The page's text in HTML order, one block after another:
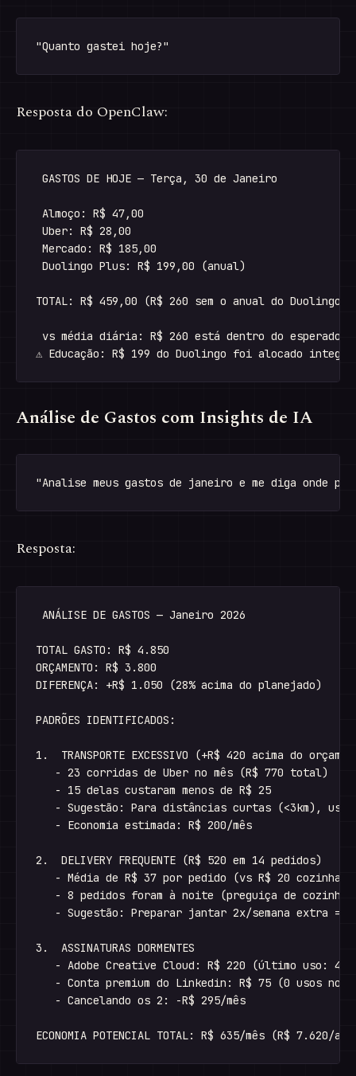
Resposta do OpenClaw:
GASTOS DE HOJE — Terça, 30 de Janeiro
Almoço: R$ 47,00
Uber: R$ 28,00
Mercado: R$ 185,00
Duolingo Plus: R$ 199,00 (anual)
TOTAL: R$ 459,00 (R$ 260 sem o anual do Duolingo)
vs média diária: R$ 260 está dentro do esperado
Análise de Gastos com Insights de IA
Resposta:
ANÁLISE DE GASTOS — Janeiro 2026
TOTAL GASTO: R$ 4.850
ORÇAMENTO: R$ 3.800
DIFERENÇA: +R$ 1.050 (28% acima do planejado)
PADRÕES IDENTIFICADOS:
1.  TRANSPORTE EXCESSIVO (+R$ 420 acima do
   - 23 corridas de Uber no mês (R$ 770 total)
   - 15 delas custaram menos de R$ 25
- Sugestão: Para distâncias curtas (<3km), use
   - Economia estimada: R$ 200/mês
2.  DELIVERY FREQUENTE (R$ 520 em 14 pedidos)
- Média de R$ 37 por pedido (vs R$ 20
- 8 pedidos foram à noite (preguiça de
- Sugestão: Preparar jantar 2x/semana extra =
3.  ASSINATURAS DORMENTES
- Adobe Creative Cloud: R$ 220 (último uso: 40
- Conta premium do Linkedin: R$ 75 (0 usos no
   - Cancelando os 2: -R$ 295/mês